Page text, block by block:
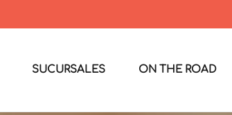
SUCURSALES ON THE ROAD